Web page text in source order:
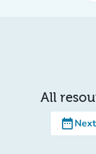
All
date_range